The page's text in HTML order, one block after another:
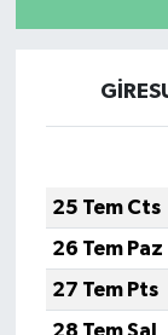
25 Tem Cts
26 Tem Paz
27 Tem Pts